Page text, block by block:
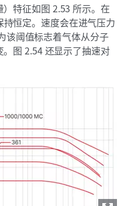
特征如图 2.53 所示。在
恒定。速度会在进气压力
该阈值标志着气体从分子
图 2.54 还显示了抽速对